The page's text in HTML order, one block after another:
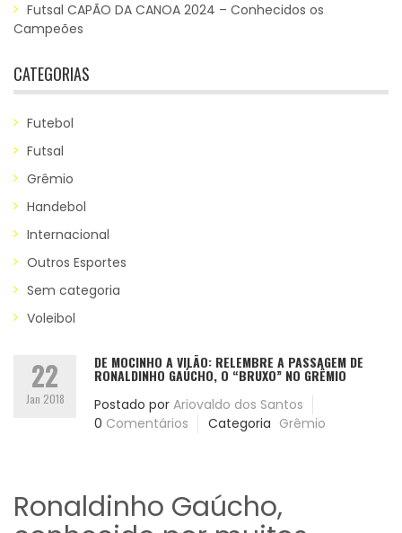
Futsal CAPÃO DA CANOA 2024 – Conhecidos os
Campeões
CATEGORIAS
Futebol
Futsal
Grêmio
Handebol
Internacional
Outros Esportes
Sem categoria
Voleibol
22
Jan 2018
DE MOCINHO A VILÃO: RELEMBRE A PASSAGEM DE
RONALDINHO GAÚCHO, O “BRUXO” NO GRÊMIO
Postado por Ariovaldo dos Santos
0 Comentários Categoria Grêmio
Ronaldinho Gaúcho,